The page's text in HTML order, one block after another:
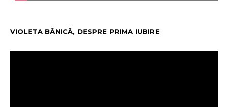
VIOLETA BĂNICĂ, DESPRE PRIMA IUBIRE